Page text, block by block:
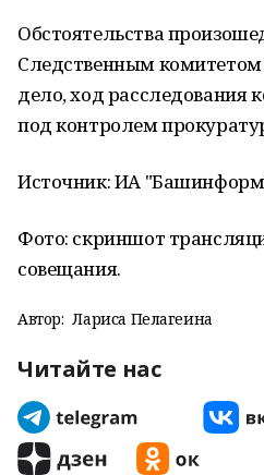
Обстоятельства
Следственным комитетом
дело, ход расследования
под контролем
Источник: ИА
Фото: скриншот
совещания.
Автор: Лариса Пелагеина
Читайте нас